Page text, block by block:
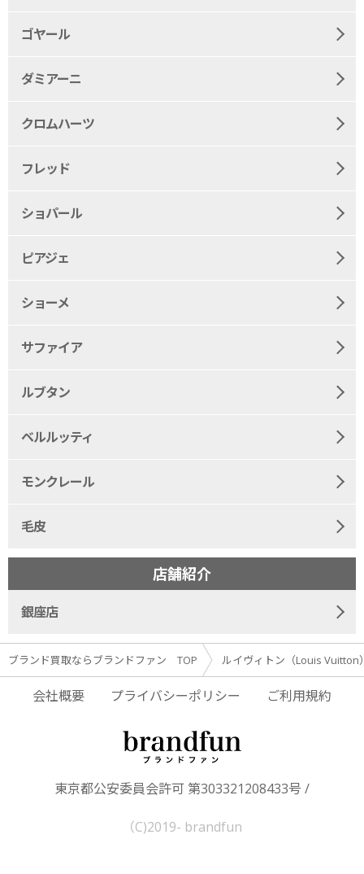
ブランド買取ならブランドファン TOP ルイヴィトン（Louis Vuitton
ゴヤール
ダミアーニ
クロムハーツ
フレッド
ショパール
ピアジェ
ショーメ
サファイア
ルブタン
ベルルッティ
モンクレール
毛皮
店舗紹介
銀座店
会社概要 プライバシーポリシー ご利用規約
東京都公安委員会許可 第303321208433号 /
（C)2019- brandfun